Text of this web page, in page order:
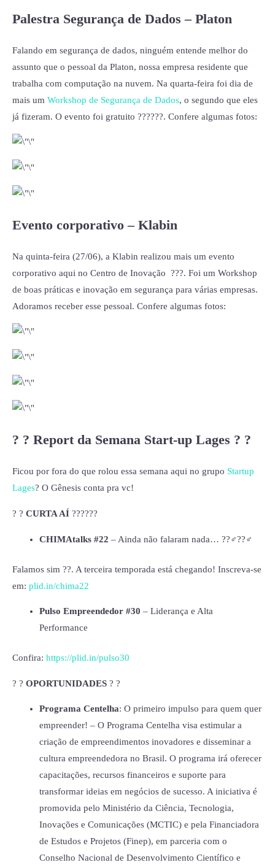
Palestra Segurança de Dados – Platon
Falando em segurança de dados, ninguém entende melhor do
assunto que o pessoal da Platon, nossa empresa residente que
trabalha com computação na nuvem. Na quarta-feira foi dia de
mais um Workshop de Segurança de Dados, o segundo que eles
já fizeram. O evento foi gratuito ??????. Confere algumas fotos:
Evento corporativo – Klabin
Na quinta-feira (27/06), a Klabin realizou mais um evento
corporativo aqui no Centro de Inovação ???. Foi um Workshop
de boas práticas e inovação em segurança para várias empresas.
Adoramos receber esse pessoal. Confere algumas fotos:
? ? Report da Semana Start-up Lages ? ?
Ficou por fora do que rolou essa semana aqui no grupo Startup
Lages? O Gênesis conta pra vc!
? ? CURTA AÍ ??‍???‍?
CHIMAtalks #22 – Ainda não falaram nada… ??‍♂??‍♂
Falamos sim ??. A terceira temporada está chegando! Inscreva-se
em: plid.in/chima22
Pulso Empreendedor #30 – Liderança e Alta
Performance
Confira: https://plid.in/pulso30
? ? OPORTUNIDADES ? ?
Programa Centelha: O primeiro impulso para quem quer
empreender! – O Programa Centelha visa estimular a
criação de empreendimentos inovadores e disseminar a
cultura empreendedora no Brasil. O programa irá oferecer
capacitações, recursos financeiros e suporte para
transformar ideias em negócios de sucesso. A iniciativa é
promovida pelo Ministério da Ciência, Tecnologia,
Inovações e Comunicações (MCTIC) e pela Financiadora
de Estudos e Projetos (Finep), em parceria com o
Conselho Nacional de Desenvolvimento Científico e